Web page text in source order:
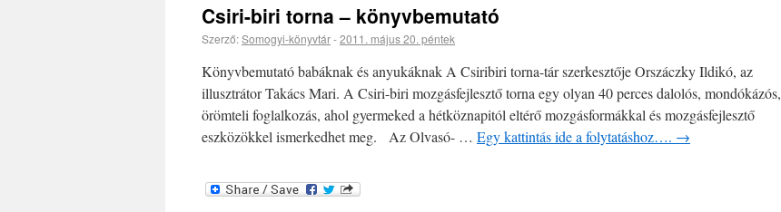
Csiri-biri torna – könyvbemutató
Szerző:Somogyi-könyvtár-2011. május 20. péntek
Könyvbemutató babáknak és anyukáknak A Csiribiri torna-tár szerkesztője Orszáczky Ildikó, az
illusztrátor Takács Mari. A Csiri-biri mozgásfejlesztő torna egy olyan 40 perces dalolós, mondókázós,
örömteli foglalkozás, ahol gyermeked a hétköznapitól eltérő mozgásformákkal és mozgásfejlesztő
eszközökkel ismerkedhet meg. Az Olvasó- … Egy kattintás ide a folytatáshoz…. →